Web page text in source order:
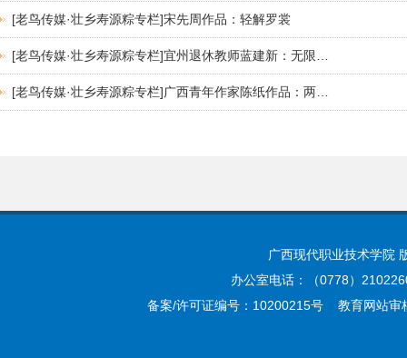
[老鸟传媒·壮乡寿源粽专栏]宋先周作品：轻解罗裳
[老鸟传媒·壮乡寿源粽专栏]宜州退休教师蓝建新：无限…
[老鸟传媒·壮乡寿源粽专栏]广西青年作家陈纸作品：两…
广西现代职业技术学院
办公室电话：（0778）
备案/许可证编号：10200215号 教育网站